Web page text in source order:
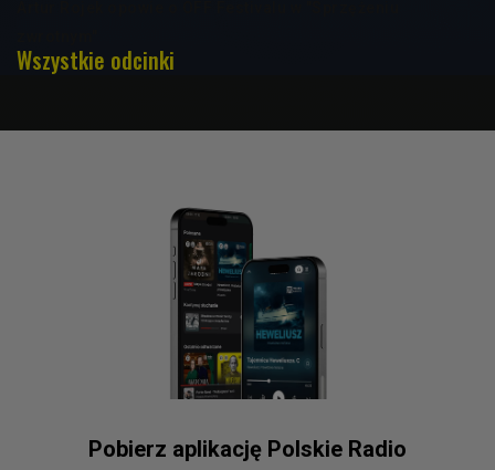
Wszystkie odcinki
Pobierz aplikację Polskie Radio